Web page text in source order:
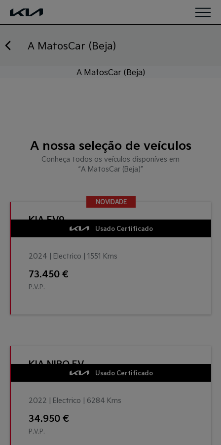
A MatosCar (Beja)
A MatosCar (Beja)
A nossa seleção de veículos
Conheça todos os veículos disponíves em
“A MatosCar (Beja)”
NOVIDADE
NOVIDADE
KIA EV9
Usado Certificado
2024 | Electrico | 1551 Kms
73.450 €
P.V.P.
KIA NIRO EV
Usado Certificado
2022 | Electrico | 6284 Kms
34.950 €
P.V.P.